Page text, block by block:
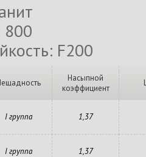
800
F200
Насыпной
коэффициент
I группа 1,37
I группа 1,37